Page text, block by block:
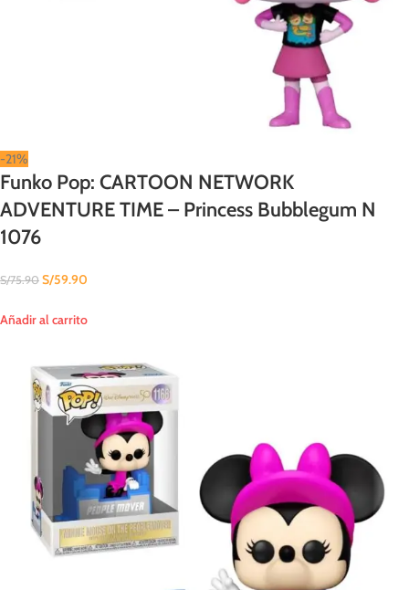
-21%
Funko Pop: CARTOON NETWORK
ADVENTURE TIME – Princess Bubblegum N
1076
S/75.90 S/59.90
Añadir al carrito